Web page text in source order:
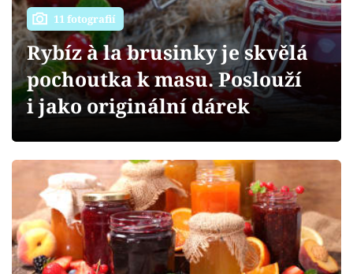
Přihlášení
Sledujte nás
11 fotografií
Rybíz à la brusinky je skvělá
pochoutka k masu. Poslouží
i jako originální dárek